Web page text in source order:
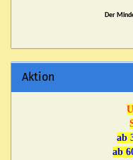
Der
Aktion
ab
ab